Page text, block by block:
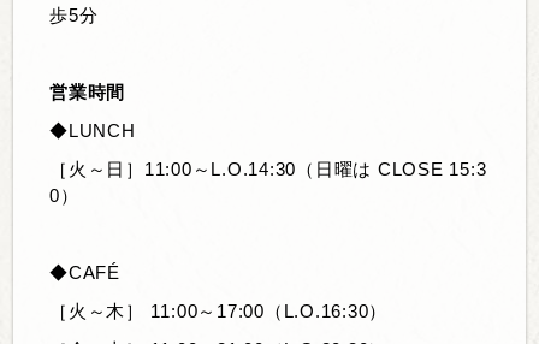
歩5分
営業時間
◆LUNCH
［火～日］11:00～L.O.14:30（日曜は CLOSE 15:3
0）
◆CAFÉ
［火～木］
11:00～17:00（L.O.16:30）